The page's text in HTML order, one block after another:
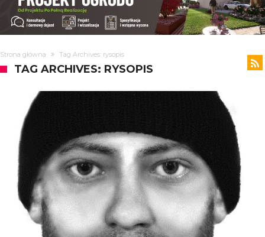
Strona główna Tag Archives: rysopis
TAG ARCHIVES: RYSOPIS